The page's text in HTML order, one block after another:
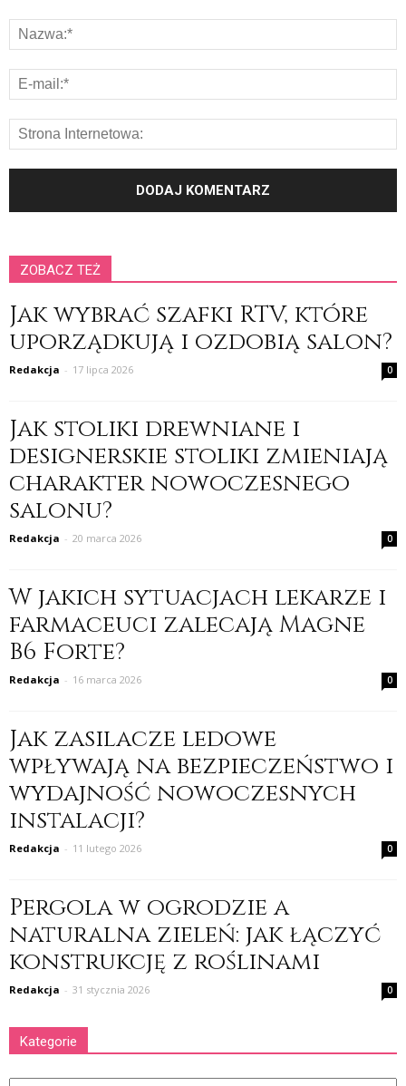
ZOBACZ TEŻ
Jak wybrać szafki RTV, które
uporządkują i ozdobią salon?
Redakcja - 17 lipca 2026 0
Jak stoliki drewniane i
designerskie stoliki zmieniają
charakter nowoczesnego
salonu?
Redakcja - 20 marca 2026 0
W jakich sytuacjach lekarze i
farmaceuci zalecają Magne
B6 Forte?
Redakcja - 16 marca 2026 0
Jak zasilacze ledowe
wpływają na bezpieczeństwo i
wydajność nowoczesnych
instalacji?
Redakcja - 11 lutego 2026 0
Pergola w ogrodzie a
naturalna zieleń: jak łączyć
konstrukcję z roślinami
Redakcja - 31 stycznia 2026 0
Kategorie
Kategorie